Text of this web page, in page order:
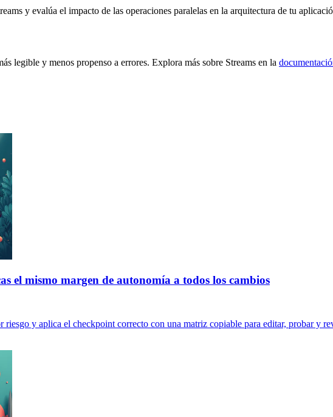
y evalúa el impacto de las operaciones paralelas en la arquitectura de tu
legible y menos propenso a errores. Explora más sobre Streams en la
el mismo margen de autonomía a todos los cambios
y aplica el checkpoint correcto con una matriz copiable para editar, probar y